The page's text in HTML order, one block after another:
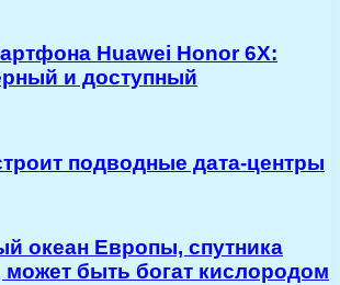
Huawei Honor 6X:
и доступный
подводные дата-центры
океан Европы, спутника
быть богат кислородом